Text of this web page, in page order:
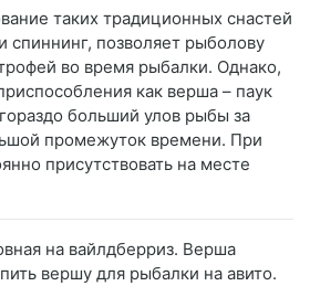
таких традиционных снастей
спиннинг, позволяет рыболову
во время рыбалки. Однако,
как верша – паук
больший улов рыбы за
промежуток времени. При
присутствовать на месте
на вайлдберриз. Верша
вершу для рыбалки на авито.